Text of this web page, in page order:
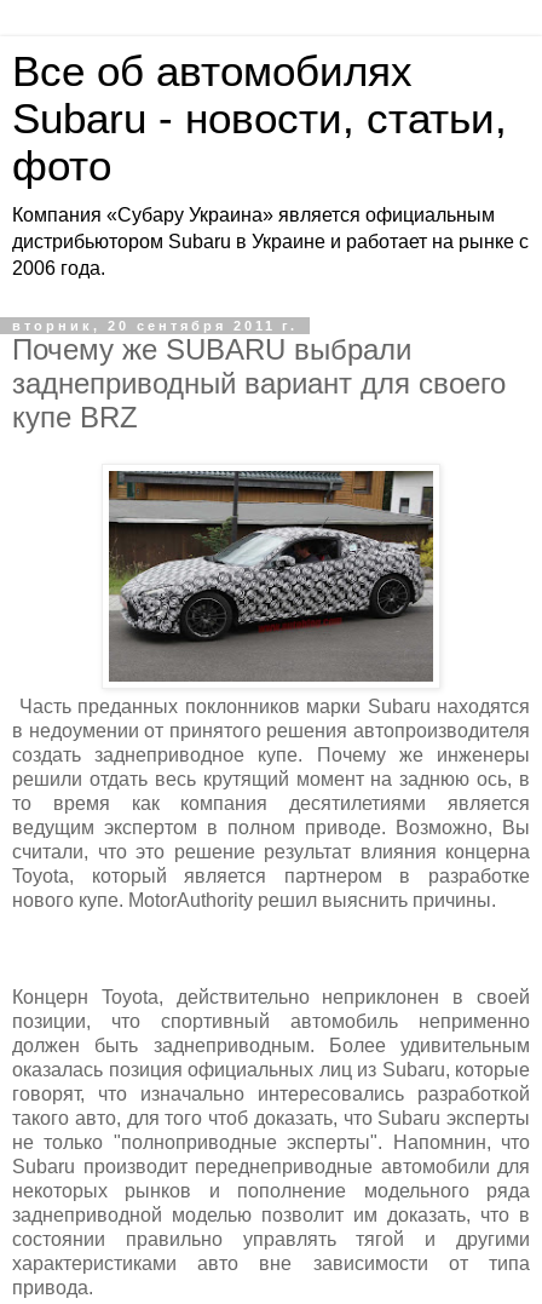
Все об автомобилях
Subaru - новости, статьи,
фото
Компания «Субару Украина» является официальным
дистрибьютором Subaru в Украине и работает на рынке с
2006 года.
вторник, 20 сентября 2011 г.
Почему же SUBARU выбрали
заднеприводный вариант для своего
купе BRZ
Часть преданных поклонников марки Subaru находятся
в недоумении от принятого решения автопроизводителя
создать заднеприводное купе. Почему же инженеры
решили отдать весь крутящий момент на заднюю ось, в
то время как компания десятилетиями является
ведущим экспертом в полном приводе. Возможно, Вы
считали, что это решение результат влияния концерна
Toyota, который является партнером в разработке
нового купе. MotorAuthority решил выяснить причины.
Концерн Toyota, действительно неприклонен в своей
позиции, что спортивный автомобиль неприменно
должен быть заднеприводным. Более удивительным
оказалась позиция официальных лиц из Subaru, которые
говорят, что изначально интересовались разработкой
такого авто, для того чтоб доказать, что Subaru эксперты
не только "полноприводные эксперты". Напомнин, что
Subaru производит переднеприводные автомобили для
некоторых рынков и пополнение модельного ряда
заднеприводной моделью позволит им доказать, что в
состоянии правильно управлять тягой и другими
характеристиками авто вне зависимости от типа
привода.